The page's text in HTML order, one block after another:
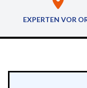
EXPERTEN VOR